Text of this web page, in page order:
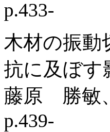
p.433-
木材の振動
抗に及ぼす
藤原 勝敏
p.439-